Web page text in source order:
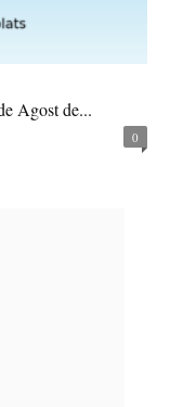
Agost de...
0